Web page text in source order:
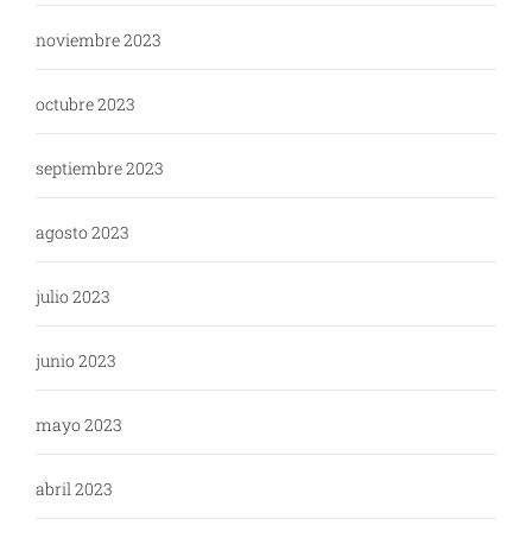
noviembre 2023
octubre 2023
septiembre 2023
agosto 2023
julio 2023
junio 2023
mayo 2023
abril 2023